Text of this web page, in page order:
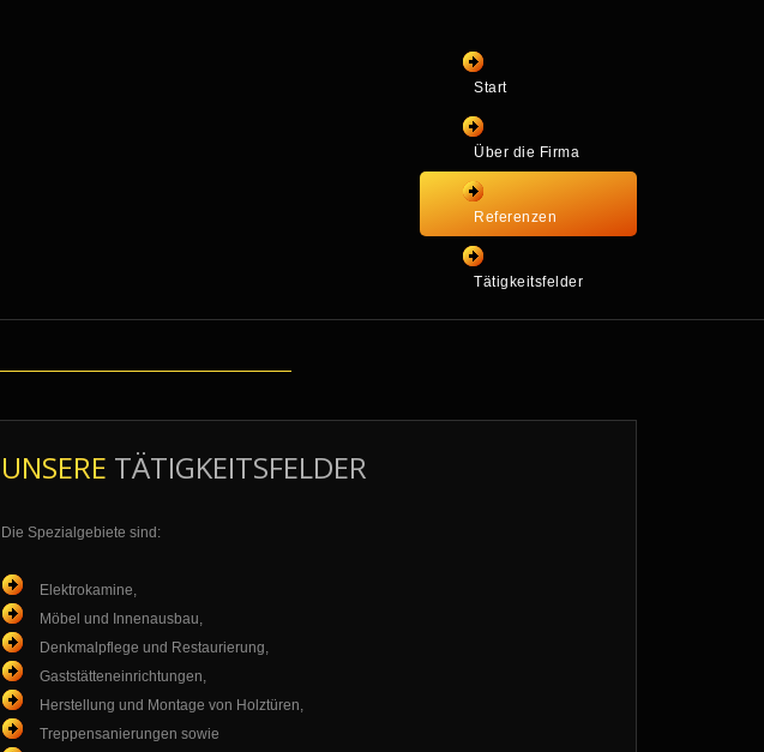
Start
Über die Firma
Referenzen
Tätigkeitsfelder
UNSERE TÄTIGKEITSFELDER
Die Spezialgebiete sind:
Elektrokamine,
Möbel und Innenausbau,
Denkmalpflege und Restaurierung,
Gaststätteneinrichtungen,
Herstellung und Montage von Holztüren,
Treppensanierungen sowie